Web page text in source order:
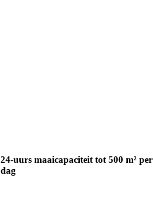
24-uurs maaicapaciteit tot 500 m² per
dag